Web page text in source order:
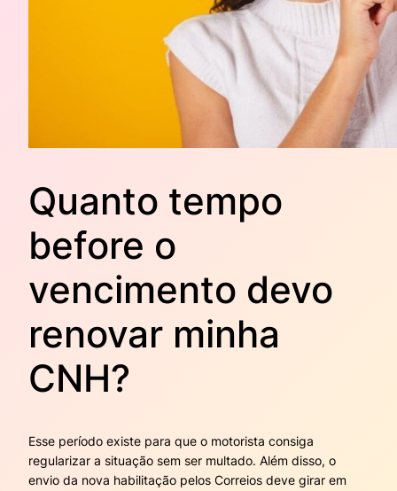
Quanto tempo
before o
vencimento devo
renovar minha
CNH?
Esse período existe para que o motorista consiga
regularizar a situação sem ser multado. Além disso, o
envio da nova habilitação pelos Correios deve girar em